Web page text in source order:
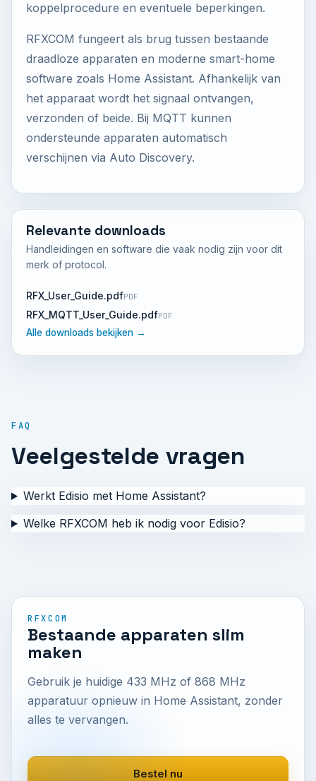
koppelprocedure en eventuele beperkingen.
RFXCOM fungeert als brug tussen bestaande
draadloze apparaten en moderne smart-home
software zoals Home Assistant. Afhankelijk van
het apparaat wordt het signaal ontvangen,
verzonden of beide. Bij MQTT kunnen
ondersteunde apparaten automatisch
verschijnen via Auto Discovery.
Relevante downloads
Handleidingen en software die vaak nodig zijn voor dit
merk of protocol.
RFX_User_Guide.pdfPDF
RFX_MQTT_User_Guide.pdfPDF
Alle downloads bekijken →
FAQ
Veelgestelde vragen
Werkt Edisio met Home Assistant?
Welke RFXCOM heb ik nodig voor Edisio?
RFXCOM
Bestaande apparaten slim
maken
Gebruik je huidige 433 MHz of 868 MHz
apparatuur opnieuw in Home Assistant, zonder
alles te vervangen.
Bestel nu